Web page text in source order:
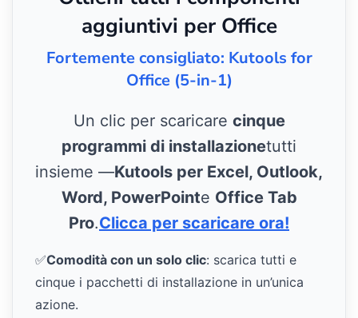
aggiuntivi per Office
Fortemente consigliato: Kutools for
Office (5-in-1)
Un clic per scaricare cinque
programmi di installazionetutti
insieme —Kutools per Excel, Outlook,
Word, PowerPointe Office Tab
Pro.Clicca per scaricare ora!
✅Comodità con un solo clic: scarica tutti e
cinque i pacchetti di installazione in un’unica
azione.